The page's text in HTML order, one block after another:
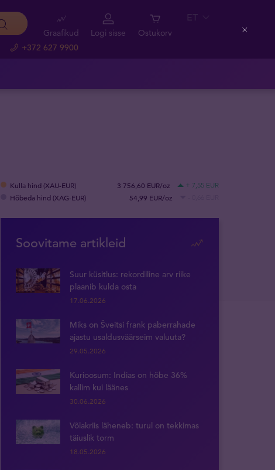
+372 627 9900
Graafikud Logi sisse Ostukorv
ET
Kulla hind (XAU-EUR) 3 756,60 EUR/oz + 7,55 EUR
Hõbeda hind (XAG-EUR) 54,99 EUR/oz
Soovitame artikleid
Suur küsitlus: rekordiline arv riike
plaanib kulda osta
17.06.2026
Miks on Šveitsi frank paberrahade
ajastu usaldusväärseim valuuta?
29.05.2026
Kurioosum: Indias on hõbe 36%
kallim kui läänes
30.06.2026
Võlakriis läheneb: turul on tekkimas
täiuslik torm
18.05.2026
Close